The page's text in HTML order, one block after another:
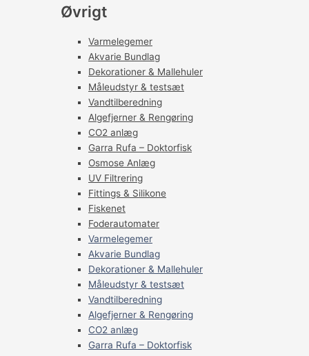
Øvrigt
Varmelegemer
Akvarie Bundlag
Dekorationer & Mallehuler
Måleudstyr & testsæt
Vandtilberedning
Algefjerner & Rengøring
CO2 anlæg
Garra Rufa – Doktorfisk
Osmose Anlæg
UV Filtrering
Fittings & Silikone
Fiskenet
Foderautomater
Varmelegemer
Akvarie Bundlag
Dekorationer & Mallehuler
Måleudstyr & testsæt
Vandtilberedning
Algefjerner & Rengøring
CO2 anlæg
Garra Rufa – Doktorfisk